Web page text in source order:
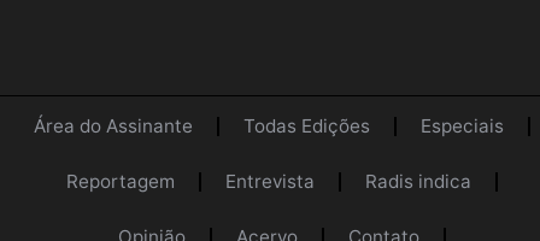
Área do Assinante Todas Edições Especiais
Reportagem Entrevista Radis indica